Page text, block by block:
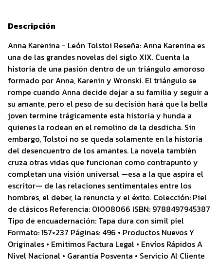
Descripción
Anna Karenina - León Tolstoi Reseña: Anna Karenina es
una de las grandes novelas del siglo XIX. Cuenta la
historia de una pasión dentro de un triángulo amoroso
formado por Anna, Karenin y Wronski. El triángulo se
rompe cuando Anna decide dejar a su familia y seguir a
su amante, pero el peso de su decisión hará que la bella
joven termine trágicamente esta historia y hunda a
quienes la rodean en el remolino de la desdicha. Sin
embargo, Tolstoi no se queda solamente en la historia
del desencuentro de los amantes. La novela también
cruza otras vidas que funcionan como contrapunto y
completan una visión universal —esa a la que aspira el
escritor— de las relaciones sentimentales entre los
hombres, el deber, la renuncia y el éxito. Colección: Piel
de clásicos Referencia: 01008066 ISBN: 9788497945387
Tipo de encuadernación: Tapa dura con símil piel
Formato: 157×237 Páginas: 496 • Productos Nuevos Y
Originales • Emitimos Factura Legal • Envíos Rápidos A
Nivel Nacional • Garantía Posventa • Servicio Al Cliente